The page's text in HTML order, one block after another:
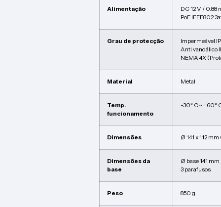
Alimentação
DC 12 V / 0.88
PoE
Grau de protecção
Impermeável
Anti vandálico
NEMA 4X
Material Metal
Temp.
funcionamento
-30º C ~ +60º
Dimensões Ø 141 x 112
Dimensões da
base
Ø base 141
3 parafusos
Peso 850 g